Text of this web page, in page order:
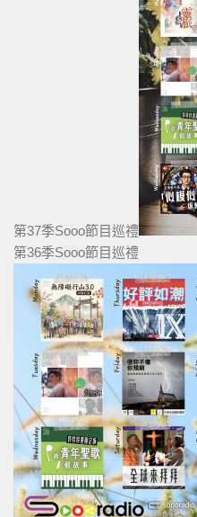
第37季Sooo節目巡禮
第36季Sooo節目巡禮